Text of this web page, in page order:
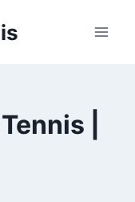
|